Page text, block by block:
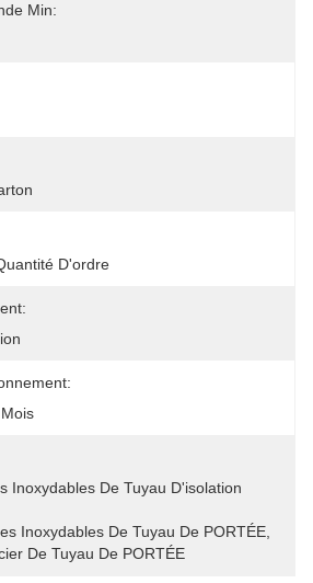
Min:
D'ordre
Inoxydables De Tuyau D'isolation
Inoxydables De Tuyau De PORTÉE
De Tuyau De PORTÉE